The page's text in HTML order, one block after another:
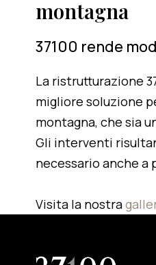
montagna
37100 rende
La ristrutturazione
migliore soluzione
montagna, che sia
Gli interventi
necessario anche
Visita la nostra